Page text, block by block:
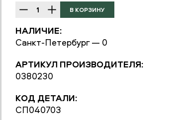
НАЛИЧИЕ:
Санкт-Петербург — 0
АРТИКУЛ ПРОИЗВОДИТЕЛЯ:
0380230
КОД ДЕТАЛИ:
СП040703